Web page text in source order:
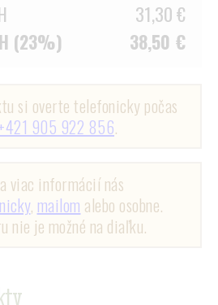
31,30 €
(23%)
38,50 €
si overte telefonicky počas
905 922 856.
viac informácií nás
, mailom alebo osobne.
nie je možné na diaľku.